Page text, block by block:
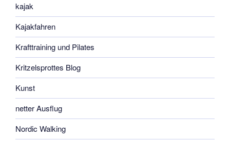
kajak
Kajakfahren
Krafttraining und Pilates
Kritzelsprottes Blog
Kunst
netter Ausflug
Nordic Walking